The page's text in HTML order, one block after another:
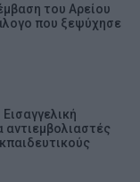
του Αρείου
που ξεψύχησε
αντιεμβολιαστές